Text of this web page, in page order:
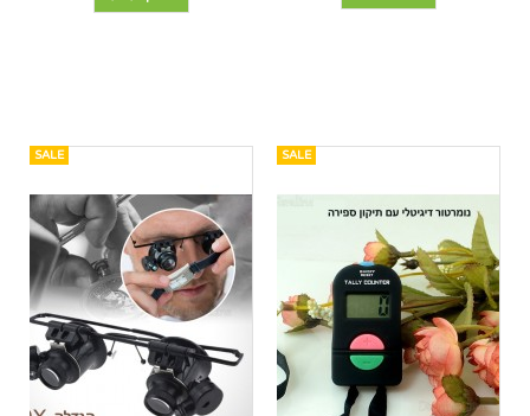
SALE
SALE